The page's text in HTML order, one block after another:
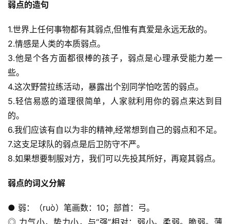
弱点的造句
1.世界上任何事物都有其弱点,但惟有真爱是永远无敌的。
2.情感是人类的本质弱点。
3.他是个各方面都很棒的孩子，弱点是心理承受能力差一
些。
4.这次野营拉练活动，暴露出个别同学怕吃苦的弱点。
5.轻信易惑的道理很简单，人家就利用你的弱点来达到目
的。
6.我们应该有自以为非的精神,经常想到自己的弱点和不足。
7.这支足球队的弱点是后卫防守不严。
8.如果想要制服对方，我们可以先投其所好，再窥其弱点。
弱点的词义分解
● 弱：（ruò）笔画数：10；部首：弓。
◎ 力气小，势力小，与“强”相对：弱小。柔弱。脆弱。薄